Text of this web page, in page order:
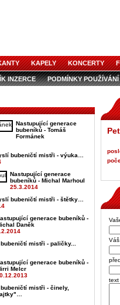
KAPELY KONCERTY
INZERCE PODMÍNKY POUŽÍVÁNÍ
Nastupující generace
bubeníků - Tomáš
Formánek
bubeničtí mistři - výuka…
Nastupující generace
bubeníků - Michal Marhoul
25.3.2014
bubeničtí mistři - štětky…
generace bubeníků -
Daněk
mistři - paličky...
generace bubeníků -
Melcr
mistři - činely,
text